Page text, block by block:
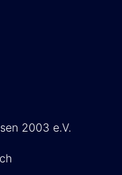
2003 e.V.